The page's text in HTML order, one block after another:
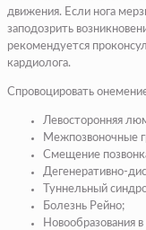
движения. Если нога
заподозрить
рекомендуется
кардиолога.
Спровоцировать
Левосторонняя
Межпозвоночные
Смещение
Дегенеративно-
Туннельный
Болезнь Рейно;
Новообразования